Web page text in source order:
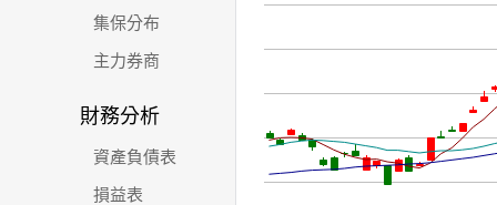
集保分布
主力券商
財務分析
資產負債表
損益表